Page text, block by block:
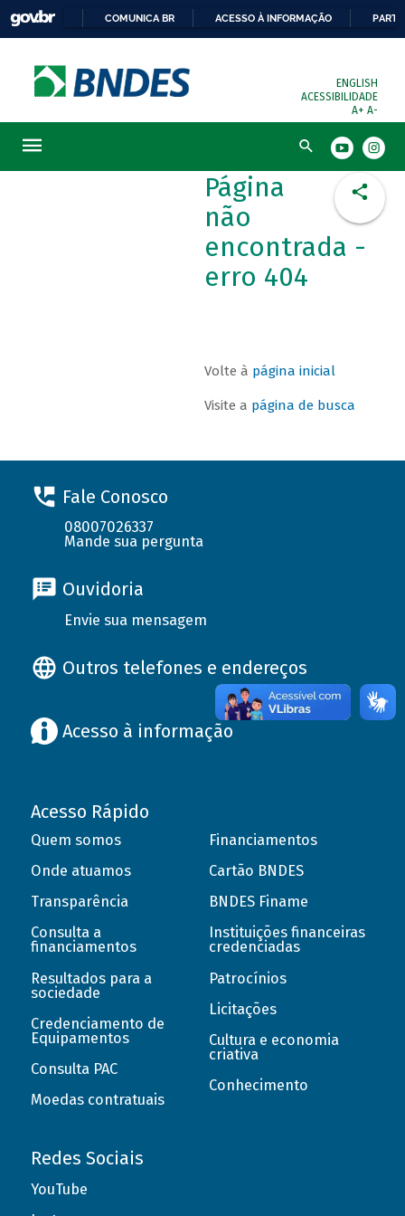
COMUNICA BR ACESSO À INFORMAÇÃO
ENGLISH
ACESSIBILIDADE
A+ A-
Busca
Página
não
encontrada -
erro 404
Volte à página inicial
Visite a página de busca
Fale Conosco
08007026337
Mande sua pergunta
Ouvidoria
Envie sua mensagem
Outros telefones e endereços
Acesso à informação
Acesso Rápido
Quem somos
Onde atuamos
Transparência
Consulta a
financiamentos
Resultados para a
sociedade
Credenciamento de
Equipamentos
Consulta PAC
Moedas contratuais
Financiamentos
Cartão BNDES
BNDES Finame
Instituições financeiras
credenciadas
Patrocínios
Licitações
Cultura e economia
criativa
Conhecimento
Redes Sociais
YouTube